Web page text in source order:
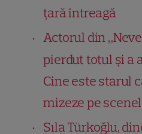
țară întreagă
Actorul din
pierdut totul și a
Cine este starul
mizeze pe
Sıla Türkoğlu,